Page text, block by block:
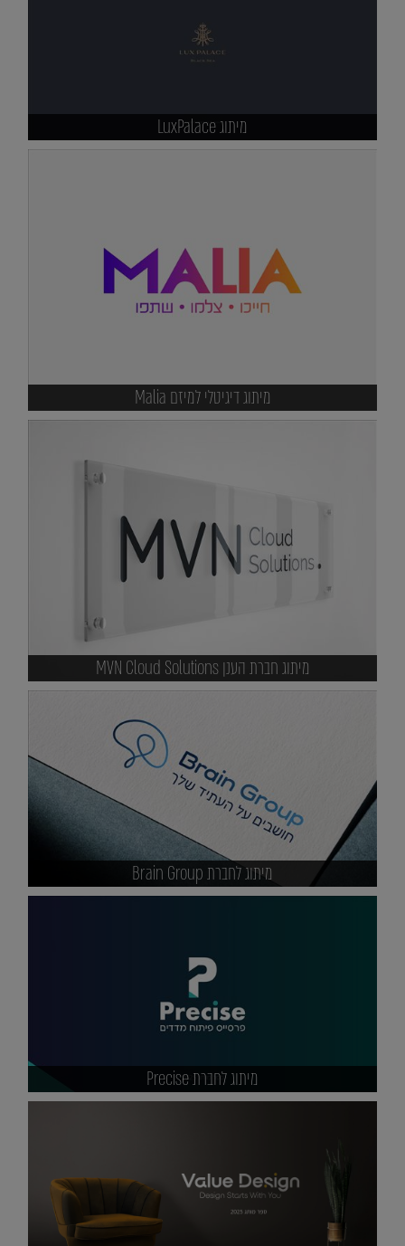
מיתוג LuxPalace
מיתוג דיגיטלי למיזם Malia
מיתוג חברת הענן MVN Cloud Solutions
מיתוג לחברת Brain Group
מיתוג לחברת Precise